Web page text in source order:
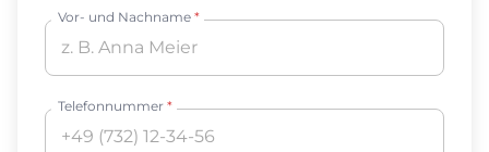
Vor- und Nachname *
Telefonnummer *